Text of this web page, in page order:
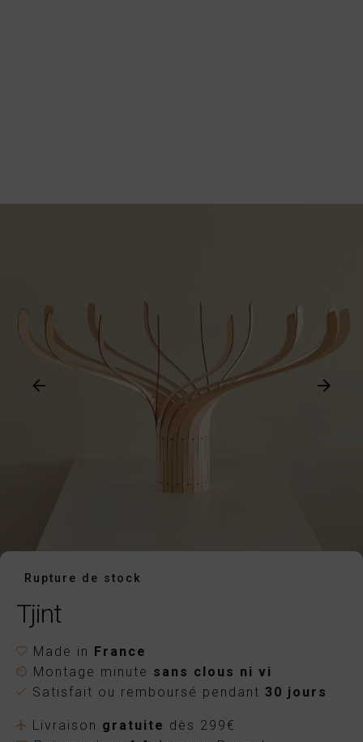
Rupture de stock
Tjint
Made in
France
Montage minute sans clous ni vi
Satisfait ou remboursé pendant 30 jours
Livraison gratuite dès 299€